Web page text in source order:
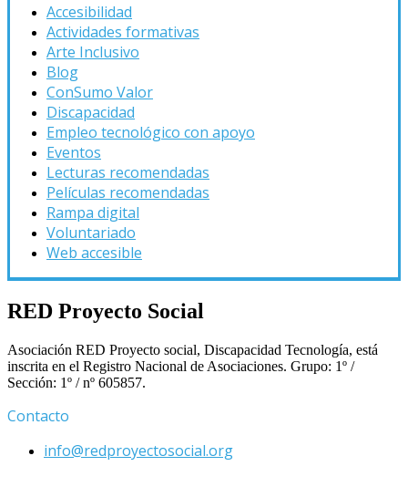
Accesibilidad
Actividades formativas
Arte Inclusivo
Blog
ConSumo Valor
Discapacidad
Empleo tecnológico con apoyo
Eventos
Lecturas recomendadas
Películas recomendadas
Rampa digital
Voluntariado
Web accesible
RED Proyecto Social
Asociación RED Proyecto social, Discapacidad Tecnología, está
inscrita en el Registro Nacional de Asociaciones. Grupo: 1º /
Sección: 1º / nº 605857.
Contacto
info@redproyectosocial.org